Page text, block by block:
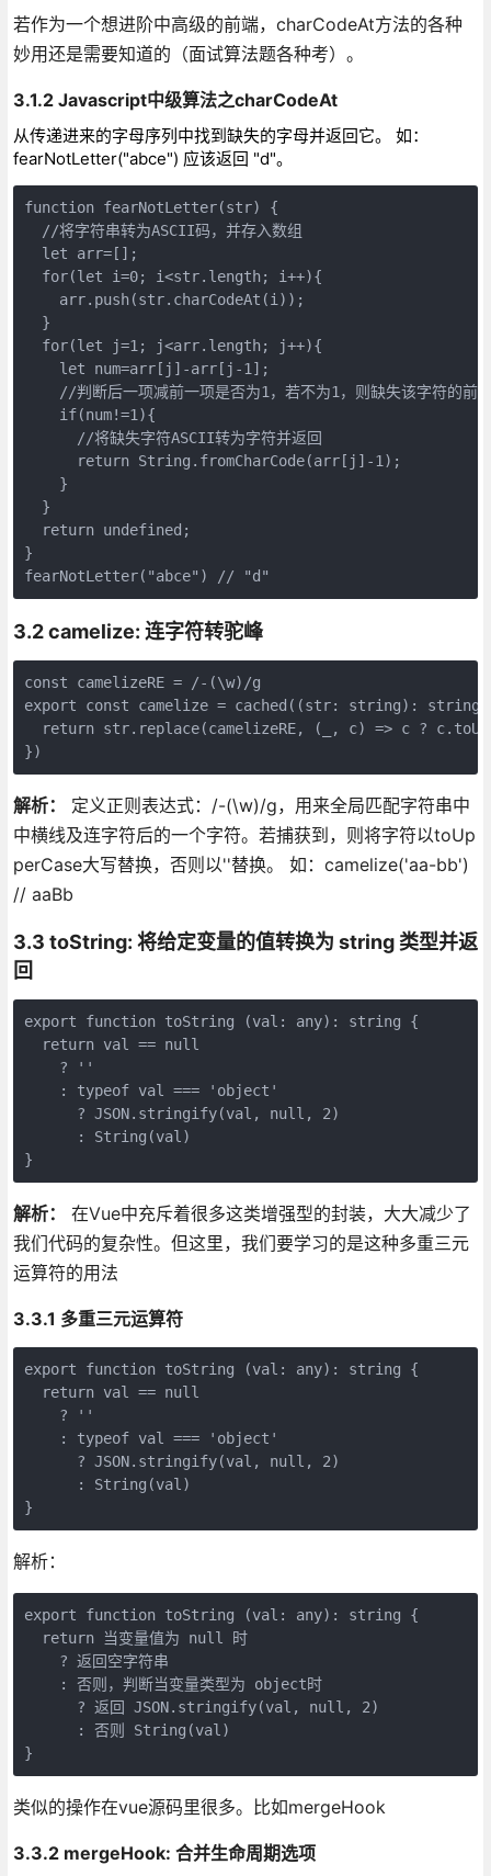
若作为一个想进阶中高级的前端，charCodeAt方法的各种
妙用还是需要知道的（面试算法题各种考）。
3.1.2 Javascript中级算法之charCodeAt
从传递进来的字母序列中找到缺失的字母并返回它。 如：
fearNotLetter("abce") 应该返回 "d"。
function fearNotLetter(str) {
  //将字符串转为ASCII码，并存入数组
  let arr=[];
  for(let i=0; i<str.length; i++){
    arr.push(str.charCodeAt(i));
  }
  for(let j=1; j<arr.length; j++){
    let num=arr[j]-arr[j-1];
//判断后一项减前一项是否为1，若不为1，则缺失该字符的前
    if(num!=1){
      //将缺失字符ASCII转为字符并返回
      return String.fromCharCode(arr[j]-1);
    }
  }
  return undefined;
}
fearNotLetter("abce") // "d"
3.2 camelize: 连字符转驼峰
const camelizeRE = /-(\w)/g
export const camelize = cached((str: string): string
return str.replace(camelizeRE, (_, c) => c ?
})
解析：
定义正则表达式：/-(\w)/g，用来全局匹配字符串中
中横线及连字符后的一个字符。若捕获到，则将字符以toUp
perCase大写替换，否则以''替换。 如：camelize('aa-bb')
// aaBb
3.3 toString: 将给定变量的值转换为 string 类型并返
回
export function toString (val: any): string {
  return val == null
    ? ''
    : typeof val === 'object'
      ? JSON.stringify(val, null, 2)
      : String(val)
}
解析：
在Vue中充斥着很多这类增强型的封装，大大减少了
我们代码的复杂性。但这里，我们要学习的是这种多重三元
运算符的用法
3.3.1 多重三元运算符
export function toString (val: any): string {
  return val == null
    ? ''
    : typeof val === 'object'
      ? JSON.stringify(val, null, 2)
      : String(val)
}
解析：
export function toString (val: any): string {
  return 当变量值为 null 时
    ? 返回空字符串
    : 否则，判断当变量类型为 object时
      ? 返回 JSON.stringify(val, null, 2)
      : 否则 String(val)
}
类似的操作在vue源码里很多。比如mergeHook
3.3.2 mergeHook: 合并生命周期选项